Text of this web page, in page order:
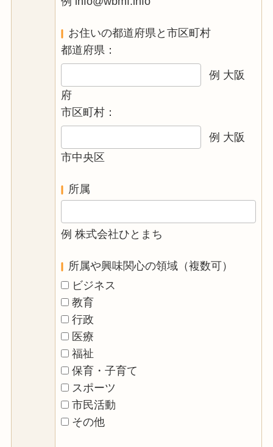
お住いの都道府県と市区町村
都道府県：
例 大阪
府
市区町村：
例 大阪
市中央区
所属
例 株式会社ひとまち
所属や興味関心の領域（複数可）
ビジネス
教育
行政
医療
福祉
保育・子育て
スポーツ
市民活動
その他